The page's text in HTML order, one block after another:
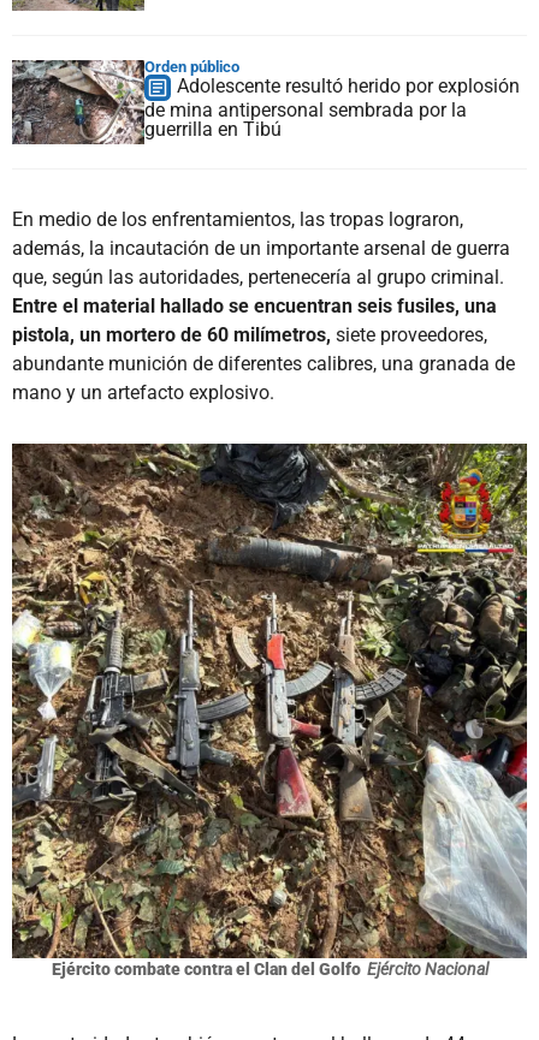
Orden público
Adolescente resultó herido por explosión
de mina antipersonal sembrada por la
guerrilla en Tibú
En medio de los enfrentamientos, las tropas lograron,
además, la incautación de un importante arsenal de guerra
que, según las autoridades, pertenecería al grupo criminal.
Entre el material hallado se encuentran seis fusiles, una
pistola, un mortero de 60 milímetros, siete proveedores,
abundante munición de diferentes calibres, una granada de
mano y un artefacto explosivo.
Ejército combate contra el Clan del Golfo Ejército Nacional